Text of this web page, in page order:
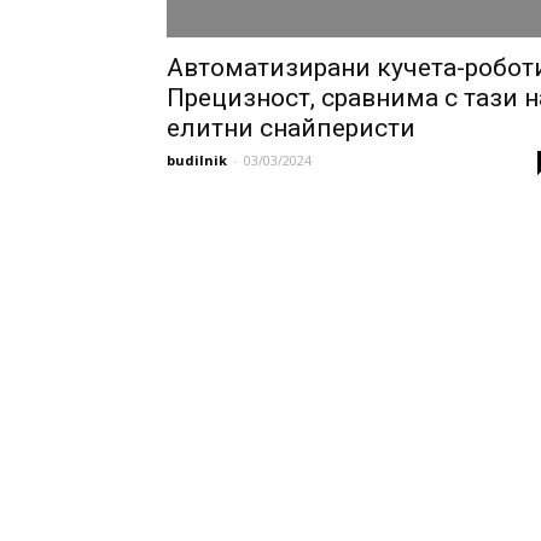
Автоматизирани кучета-
Прецизност, сравнима с тази
елитни снайперисти
budilnik - 03/03/2024